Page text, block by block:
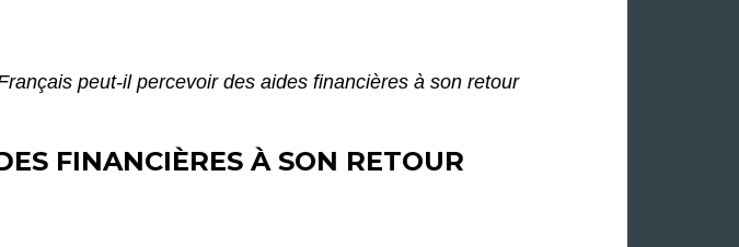
peut-il percevoir des aides financières à son retour
FINANCIÈRES À SON RETOUR